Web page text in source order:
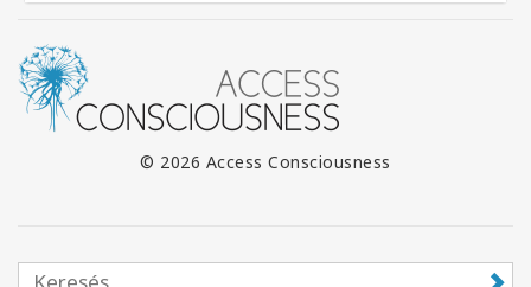
© 2026 Access Consciousness